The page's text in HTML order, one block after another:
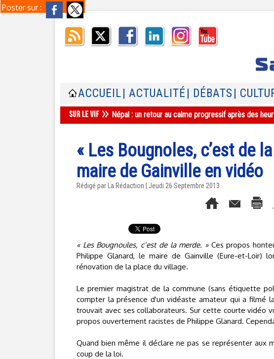
Poster sur :
ACCUEIL | ACTUALITÉ | DÉBATS |
Népal : un retour au calme progressif après des
« Les Bougnoles, c’est de
maire de Gainville en vidéo
Rédigé par La Rédaction | Jeudi 26 Septembre 2013
« Les Bougnoules, c’est de la merde. »Ces propos
Philippe Glanard, le maire de Gainville (Eure-et-Loir)
rénovation de la place du village.
Le premier magistrat de la commune (sans étiquette
compter la présence d'un vidéaste amateur qui a filmé
trouvait avec ses collaborateurs. Sur cette courte vidéo
propos ouvertement racistes de Philippe Glanard.
Quand bien même il déclare ne pas se représenter aux
coup de la loi.